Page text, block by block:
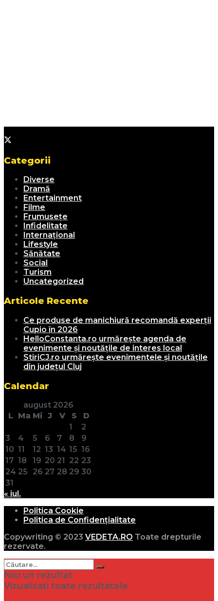
Categorii
Diverse
Dramă
Entertainment
Filme
Frumusețe
Infidelitate
Internațional
Lifestyle
Sănătate
Social
Turism
Uncategorized
Articole Recente
Ce produse de manichiură recomandă experții
Cupio în 2026
HelloConstanta.ro urmărește agenda de
evenimente și noutățile de interes local
StiriCJ.ro urmărește evenimentele și noutățile
din județul Cluj
Calendar
august 2026
L Ma Mi J V S
D
1
2
3
4 5 6 7 8
9
10 11 12 13 14 15 16
17 18 19 20 21 22 23
24 25 26 27 28 29 30
31
« iul.
Politica Cookie
Politica de Confidențialitate
Copywriting © 2023 VEDETA.RO Toate drepturile
rezervate.
Nici un rezultat
Vizualizați toate rezultatele